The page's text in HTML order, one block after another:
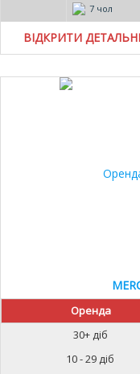
7 чол
ВІДКРИТИ
Оренда
30+ діб
10 - 29 діб